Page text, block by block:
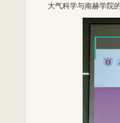
大气科学与南赫学院